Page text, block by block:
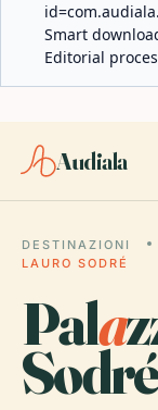
Smart
Editorial
Audiala
DESTINAZIONI
LAURO SODRÉ
Pala